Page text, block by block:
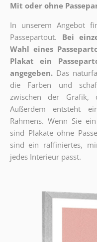
Mit oder ohne
In unserem Angebot
Passepartout.
Bei
Wahl eines
Plakat ein
angegeben. Das
die Farben und
zwischen der Grafik,
Außerdem entsteht
Rahmens. Wenn Sie
sind Plakate ohne
sind ein raffiniertes,
jedes Interieur passt.